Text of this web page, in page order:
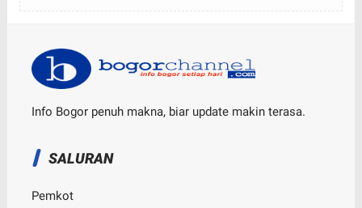
Info Bogor penuh makna, biar update makin terasa.
SALURAN
Pemkot